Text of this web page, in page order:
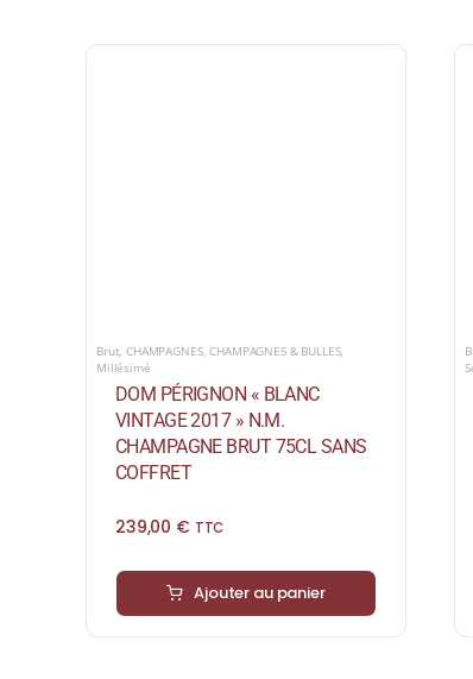
Brut ,CHAMPAGNES,CHAMPAGNES & BULLES,
Millésimé
DOM PÉRIGNON « BLANC
VINTAGE 2017 » N.M.
CHAMPAGNE BRUT 75CL SANS
COFFRET
239,00 € TTC
Ajouter au panier